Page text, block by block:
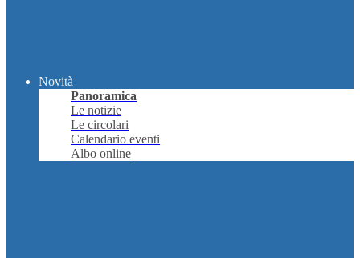
Novità
Panoramica
Le notizie
Le circolari
Calendario eventi
Albo online